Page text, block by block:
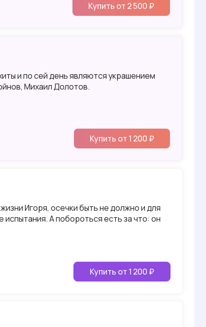
Купить от 2 500 ₽
и по сей день являются украшением
Михаил Долотов.
Купить от 1 200 ₽
Игоря, осечки быть не должно и для
А побороться есть за что: он
Купить от 1 200 ₽